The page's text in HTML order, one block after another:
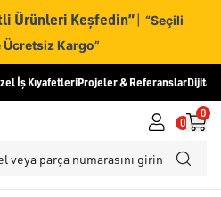
Ürünleri Keşfedin” | “Seçili
Kargo”
İş KıyafetleriProjeler & ReferanslarDijital
0
0